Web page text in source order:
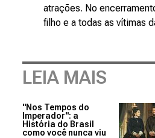
atrações. No
filho e a todas as vítimas
LEIA MAIS
"Nos Tempos do
Imperador": a
História do Brasil
como você nunca viu